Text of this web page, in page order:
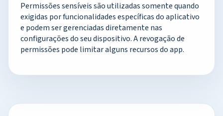
Permissões sensíveis são utilizadas somente quando
exigidas por funcionalidades específicas do aplicativo
e podem ser gerenciadas diretamente nas
configurações do seu dispositivo. A revogação de
permissões pode limitar alguns recursos do app.